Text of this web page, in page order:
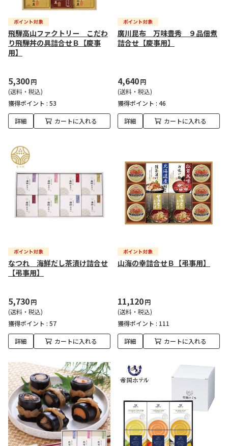
飛騨高山ファクトリー こだわ
り飛騨丼の具詰合せＢ【慶事
用】
5,300円
(送料・税込)
獲得ポイント : 53
詳細 カートに入れる
廣川昆布 万味豊秀 ９品佃煮
詰合せ【慶事用】
4,640円
(送料・税込)
獲得ポイント : 46
詳細 カートに入れる
なつれ 海鮮だし茶漬け詰合せ
【弔事用】
5,730円
(送料・税込)
獲得ポイント : 57
詳細 カートに入れる
山海の幸詰合せＢ【弔事用】
11,120円
(送料・税込)
獲得ポイント : 111
詳細 カートに入れる